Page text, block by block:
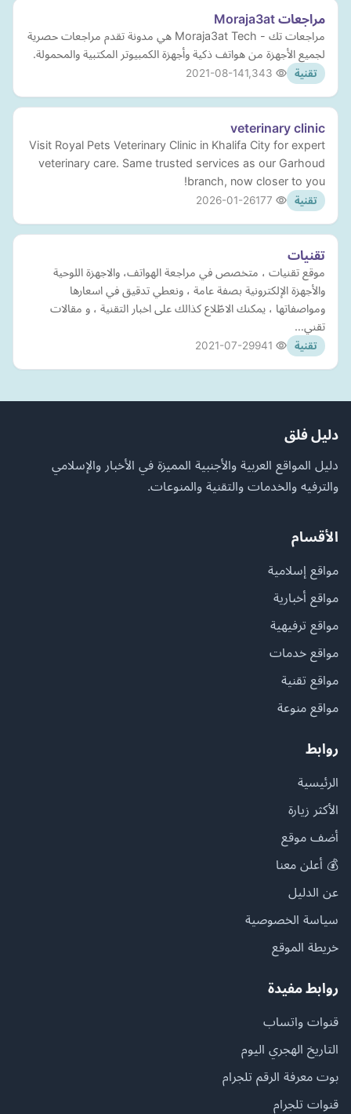
مراجعات Moraja3at
مراجعات تك - Moraja3at Tech هي مدونة تقدم مراجعات حصرية
لجميع الأجهزة من هواتف ذكية وأجهزة الكمبيوتر المكتبية والمحمولة.
تقنية 2021-08-14
veterinary clinic
Visit Royal Pets Veterinary Clinic in Khalifa City for expert
veterinary care. Same trusted services as our Garhoud
branch, now closer to you!
تقنية 2026-01-26
تقنيات
موقع تقنيات ، متخصص في مراجعة الهواتف، والاجهزة اللوحية
والأجهزة الإلكترونية بصفة عامة ، ونعطي تدقيق في اسعارها
ومواصفاتها ، يمكنك الاطّلاع كذالك على اخبار التقنية ، و مقالات
تقني…
تقنية 2021-07-29
دليل فلق
دليل المواقع العربية والأجنبية المميزة في الأخبار والإسلامي
والترفيه والخدمات والتقنية والمنوعات.
الأقسام
مواقع إسلامية
مواقع أخبارية
مواقع ترفيهية
مواقع خدمات
مواقع تقنية
مواقع منوعة
روابط
الرئيسية
الأكثر زيارة
أضف موقع
💰 أعلن معنا
عن الدليل
سياسة الخصوصية
خريطة الموقع
روابط مفيدة
قنوات واتساب
التاريخ الهجري اليوم
بوت معرفة الرقم تلجرام
قنوات تلجرام